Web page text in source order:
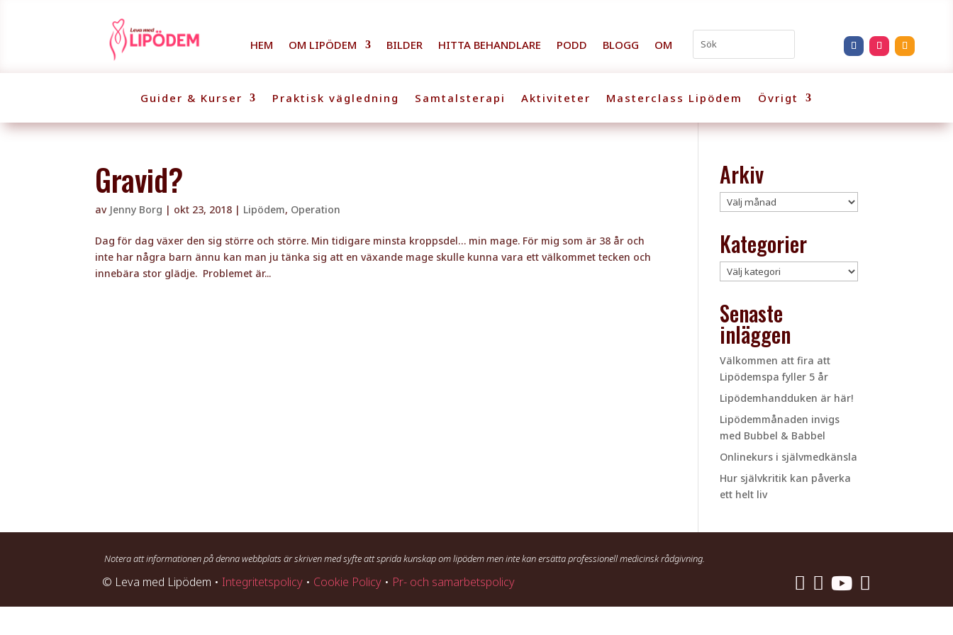
HEM OM LIPÖDEM BILDER HITTA BEHANDLARE PODD BLOGG OM
Guider & Kurser Praktisk vägledning Samtalsterapi Aktiviteter Masterclass Lipödem Övrigt
Gravid?
av Jenny Borg | okt 23, 2018 | Lipödem, Operation
Dag för dag växer den sig större och större. Min tidigare minsta kroppsdel… min mage. För mig som är 38 år och
inte har några barn ännu kan man ju tänka sig att en växande mage skulle kunna vara ett välkommet tecken och
innebära stor glädje. Problemet är...
Arkiv
Arkiv
Kategorier
Kategorier
Senaste
inläggen
Välkommen att fira att
Lipödemspa fyller 5 år
Lipödemhandduken är här!
Lipödemmånaden invigs
med Bubbel & Babbel
Onlinekurs i självmedkänsla
Hur självkritik kan påverka
ett helt liv
Notera att informationen på denna webbplats är skriven med syfte att sprida kunskap om lipödem men inte kan ersätta professionell medicinsk rådgivning.
© Leva med Lipödem • Integritetspolicy • Cookie Policy • Pr- och samarbetspolicy    